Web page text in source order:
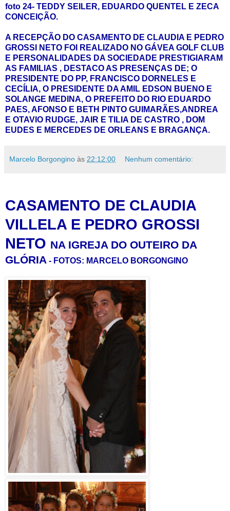
foto 24- TEDDY SEILER, EDUARDO QUENTEL E ZECA
CONCEIÇÃO.
A RECEPÇÃO DO CASAMENTO DE CLAUDIA E PEDRO
GROSSI NETO FOI REALIZADO NO GÁVEA GOLF CLUB
E PERSONALIDADES DA SOCIEDADE PRESTIGIARAM
AS FAMILIAS , DESTACO AS PRESENÇAS DE; O
PRESIDENTE DO PP, FRANCISCO DORNELES E
CECÍLIA, O PRESIDENTE DA AMIL EDSON BUENO E
SOLANGE MEDINA, O PREFEITO DO RIO EDUARDO
PAES, AFONSO E BETH PINTO GUIMARÃES,ANDREA
E OTAVIO RUDGE, JAIR E TILIA DE CASTRO , DOM
EUDES E MERCEDES DE ORLEANS E BRAGANÇA.
Marcelo Borgongino às 22:12:00 Nenhum comentário:
CASAMENTO DE CLAUDIA
VILLELA E PEDRO GROSSI
NETO NA IGREJA DO OUTEIRO DA
GLÓRIA - FOTOS: MARCELO BORGONGINO